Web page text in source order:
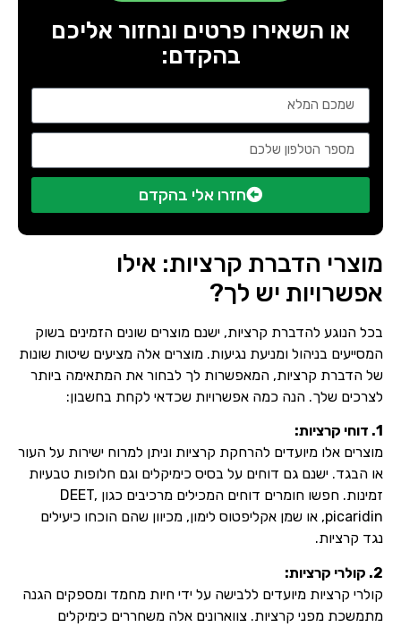
או השאירו פרטים ונחזור אליכם
בהקדם:
חזרו אלי בהקדם
מוצרי הדברת קרציות: אילו
אפשרויות יש לך?
בכל הנוגע להדברת קרציות, ישנם מוצרים שונים הזמינים בשוק
המסייעים בניהול ומניעת נגיעות. מוצרים אלה מציעים שיטות שונות
של הדברת קרציות, המאפשרות לך לבחור את המתאימה ביותר
לצרכים שלך. הנה כמה אפשרויות שכדאי לקחת בחשבון:
1. דוחי קרציות:
מוצרים אלו מיועדים להרחקת קרציות וניתן למרוח ישירות על העור
או הבגד. ישנם גם דוחים על בסיס כימיקלים וגם חלופות טבעיות
זמינות. חפשו חומרים דוחים המכילים מרכיבים כגון DEET,
picaridin, או שמן אקליפטוס לימון, מכיוון שהם הוכחו כיעילים
נגד קרציות.
2. קולרי קרציות:
קולרי קרציות מיועדים ללבישה על ידי חיות מחמד ומספקים הגנה
מתמשכת מפני קרציות. צווארונים אלה משחררים כימיקלים